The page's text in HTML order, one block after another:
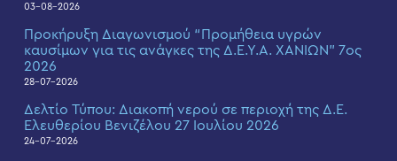
03-08-2026
Προκήρυξη Διαγωνισμού “Προμήθεια υγρών
καυσίμων για τις ανάγκες της Δ.Ε.Υ.Α. ΧΑΝΙΩΝ” 7ος
2026
28-07-2026
Δελτίο Τύπου: Διακοπή νερού σε περιοχή της Δ.Ε.
Ελευθερίου Βενιζέλου 27 Ιουλίου 2026
24-07-2026